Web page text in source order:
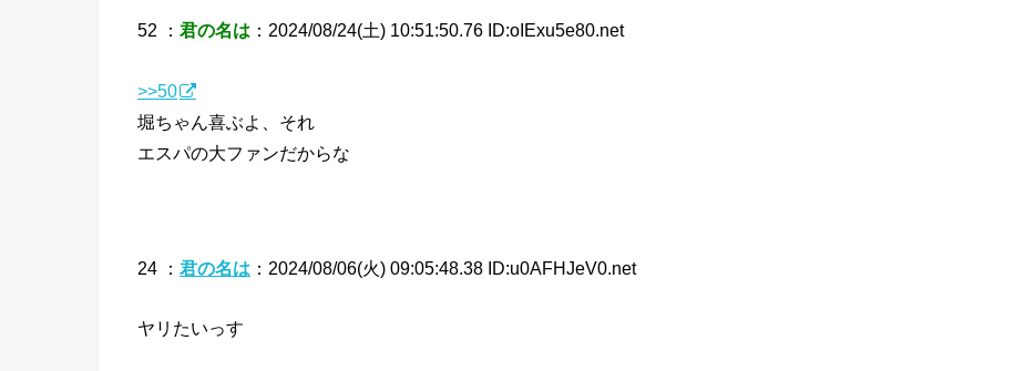
52 ： 君の名は ：2024/08/24(土) 10:51:50.76 ID:oIExu5e80.net
>>50
堀ちゃん喜ぶよ、それ
エスパの大ファンだからな
24 ： 君の名は ：2024/08/06(火) 09:05:48.38 ID:u0AFHJeV0.net
ヤリたいっす